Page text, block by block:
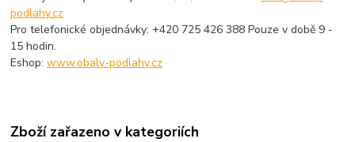
podlahy.cz
Pro telefonické objednávky: +420 725 426 388 Pouze v době 9 -
15 hodin.
Eshop:www.obaly-podlahy.cz
Zboží zařazeno v kategoriích